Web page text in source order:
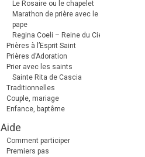
Le Rosaire ou le chapelet
Marathon de prière avec le
pape
Regina Coeli – Reine du Ciel
Prières à l’Esprit Saint
Prières d’Adoration
Prier avec les saints
Sainte Rita de Cascia
Traditionnelles
Couple, mariage
Enfance, baptême
Aide
Comment participer
Premiers pas